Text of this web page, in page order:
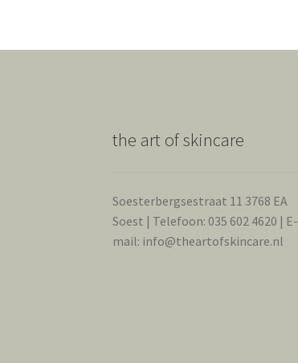
the art of skincare
Soesterbergsestraat 11 3768 EA
Soest | Telefoon: 035 602 4620 | E-
mail: info@theartofskincare.nl